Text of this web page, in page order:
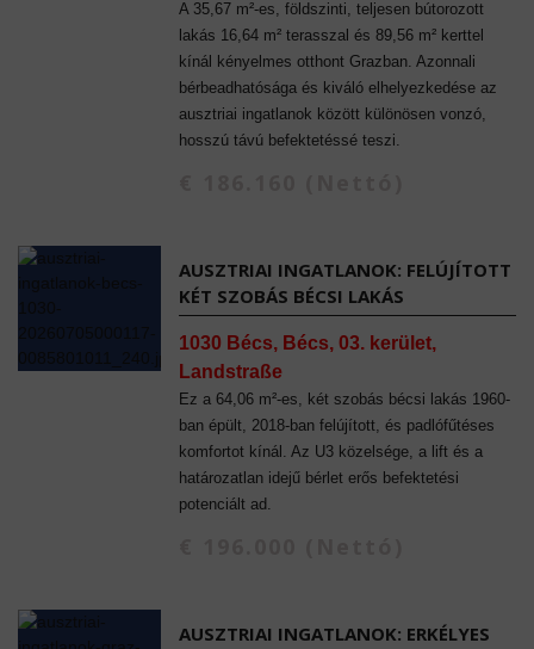
A 35,67 m²-es, földszinti, teljesen bútorozott
lakás 16,64 m² terasszal és 89,56 m² kerttel
kínál kényelmes otthont Grazban. Azonnali
bérbeadhatósága és kiváló elhelyezkedése az
ausztriai ingatlanok között különösen vonzó,
hosszú távú befektetéssé teszi.
AUSZTRIAI INGATLANOK: FELÚJÍTOTT
KÉT SZOBÁS BÉCSI LAKÁS
1030 Bécs, Bécs, 03. kerület,
Landstraße
Ez a 64,06 m²-es, két szobás bécsi lakás 1960-
ban épült, 2018-ban felújított, és padlófűtéses
komfortot kínál. Az U3 közelsége, a lift és a
határozatlan idejű bérlet erős befektetési
potenciált ad.
AUSZTRIAI INGATLANOK: ERKÉLYES